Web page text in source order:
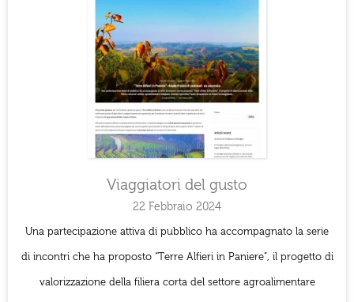
Viaggiatori del gusto
22 Febbraio 2024
Una partecipazione attiva di pubblico ha accompagnato la serie
di incontri che ha proposto “Terre Alfieri in Paniere”, il progetto di
valorizzazione della filiera corta del settore agroalimentare